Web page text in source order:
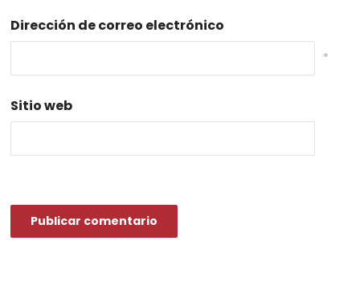
Dirección de correo electrónico
*
Sitio web